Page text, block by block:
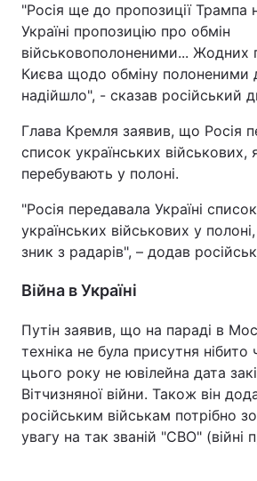
"Росія ще до пропозиції Трампа
Україні пропозицію про обмін
військовополоненими... Жодних
Києва щодо обміну полоненими
надійшло", - сказав російський
Глава Кремля заявив, що Росія
список українських військових,
перебувають у полоні.
"Росія передавала Україні
українських військових у
зник з радарів", – додав
Війна в Україні
Путін заявив, що на параді в
техніка не була присутня
цього року не ювілейна дата
Вітчизняної війни. Також він
російським військам потрібно
увагу на так званій "СВО" (війні